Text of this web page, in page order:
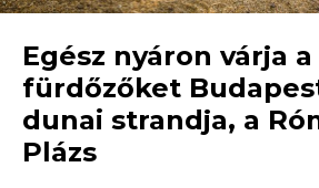
Egész nyáron várja a
fürdőzőket
dunai strandja, a
Plázs